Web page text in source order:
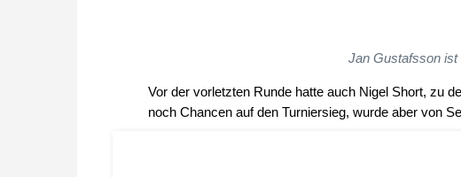
Jan Gustafsson
Vor der vorletzten Runde hatte auch Nigel Short, zu
noch Chancen auf den Turniersieg, wurde aber von